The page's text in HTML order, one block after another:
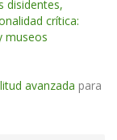
disidentes,
crítica:
museos
avanzada para